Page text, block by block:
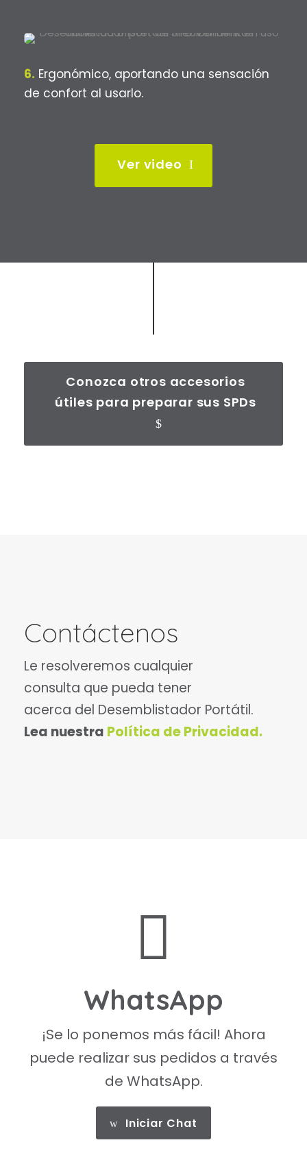
6. Ergonómico, aportando una sensación
de confort al usarlo.
Ver video
Conozca otros accesorios
útiles para preparar sus SPDs
Contáctenos
Le resolveremos cualquier
consulta que pueda tener
acerca del Desemblistador Portátil.
Lea nuestra Política de Privacidad.
WhatsApp
¡Se lo ponemos más fácil! Ahora
puede realizar sus pedidos a través
de WhatsApp.
Iniciar Chat